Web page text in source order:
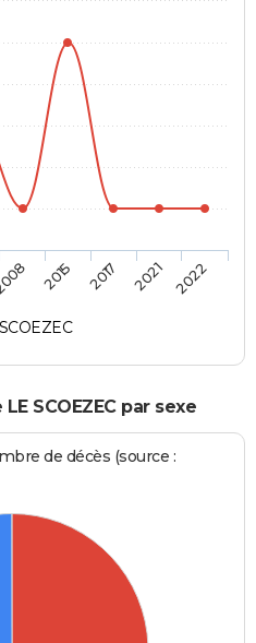
2015 2017 2021 2022
SCOEZEC par sexe
de décès (source :